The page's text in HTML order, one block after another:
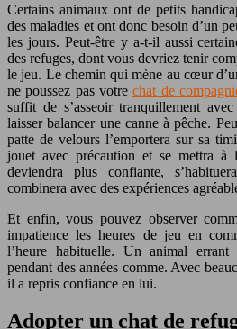
Certains animaux ont de petits
des maladies et ont donc besoin d’un
les jours. Peut-être y a-t-il aussi
des refuges, dont vous devriez tenir
le jeu. Le chemin qui mène au cœur
ne poussez pas votrechat de
suffit de s’asseoir tranquillement
laisser balancer une canne à pêche.
patte de velours l’emportera sur sa
jouet avec précaution et se mettra à
deviendra plus confiante,
combinera avec des expériences
Et enfin, vous pouvez observer
impatience les heures de jeu en
l’heure habituelle. Un animal
pendant des années comme. Avec
il a repris confiance en lui.
Adopter un chat de